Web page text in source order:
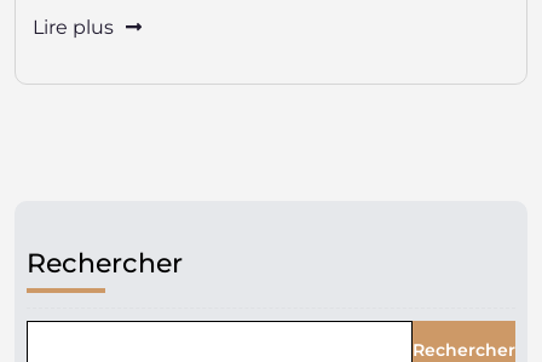
Lire plus
Rechercher
Rechercher